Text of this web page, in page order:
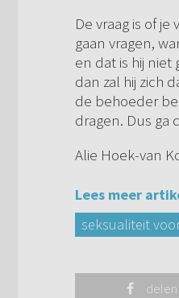
De vraag is of
gaan vragen,
en dat is hij niet
dan zal hij zich
de behoeder
dragen. Dus ga
Alie Hoek-van
Lees meer
seksualiteit
delen